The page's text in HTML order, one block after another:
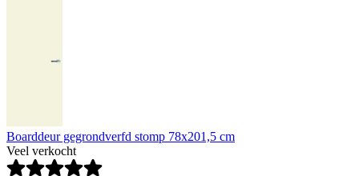
Boarddeur gegrondverfd stomp 78x201,5 cm
Veel verkocht